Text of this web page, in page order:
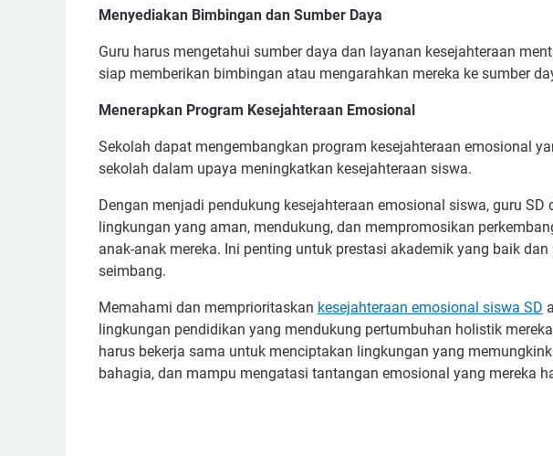
Menyediakan Bimbingan dan Sumber Daya
Guru harus mengetahui sumber daya dan layanan kesejahteraan
siap memberikan bimbingan atau mengarahkan mereka ke sumber
Menerapkan Program Kesejahteraan Emosional
Sekolah dapat mengembangkan program kesejahteraan emosional
sekolah dalam upaya meningkatkan kesejahteraan siswa.
Dengan menjadi pendukung kesejahteraan emosional siswa, guru
lingkungan yang aman, mendukung, dan mempromosikan
anak-anak mereka. Ini penting untuk prestasi akademik yang baik
seimbang.
Memahami dan memprioritaskan kesejahteraan emosional siswa SD
lingkungan pendidikan yang mendukung pertumbuhan holistik
harus bekerja sama untuk menciptakan lingkungan yang
bahagia, dan mampu mengatasi tantangan emosional yang mereka